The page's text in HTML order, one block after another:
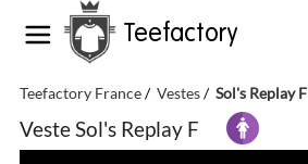
Teefactory
Teefactory France Vestes Sol's Replay F
Veste Sol's Replay F